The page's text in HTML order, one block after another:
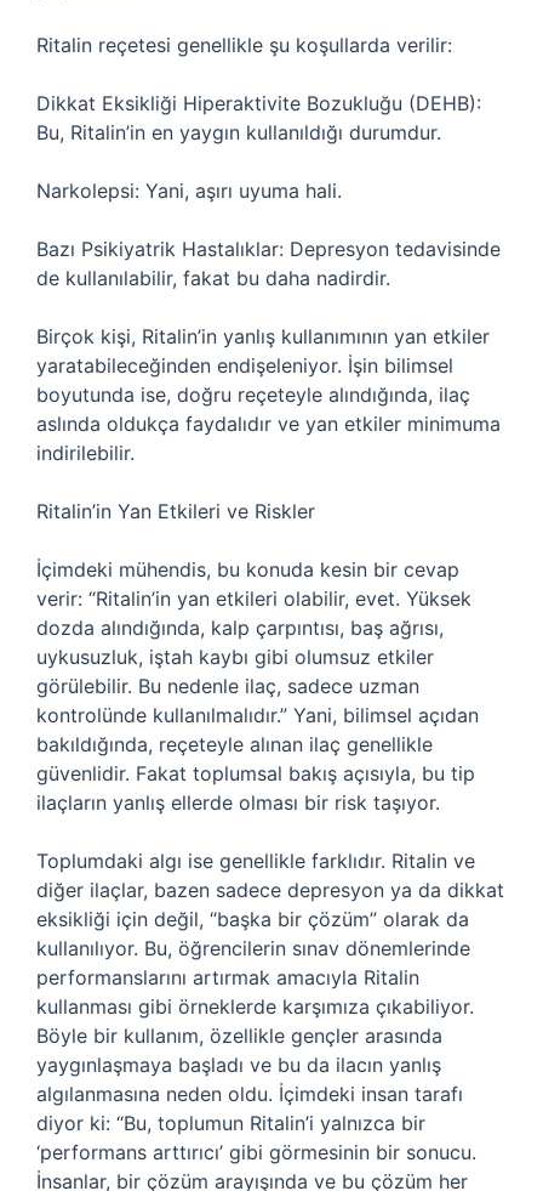
Ritalin reçetesi genellikle şu koşullarda verilir:
Dikkat Eksikliği Hiperaktivite Bozukluğu (DEHB):
Bu, Ritalin’in en yaygın kullanıldığı durumdur.
Narkolepsi: Yani, aşırı uyuma hali.
Bazı Psikiyatrik Hastalıklar: Depresyon tedavisinde
de kullanılabilir, fakat bu daha nadirdir.
Birçok kişi, Ritalin’in yanlış kullanımının yan etkiler
yaratabileceğinden endişeleniyor. İşin bilimsel
boyutunda ise, doğru reçeteyle alındığında, ilaç
aslında oldukça faydalıdır ve yan etkiler minimuma
indirilebilir.
Ritalin’in Yan Etkileri ve Riskler
İçimdeki mühendis, bu konuda kesin bir cevap
verir: “Ritalin’in yan etkileri olabilir, evet. Yüksek
dozda alındığında, kalp çarpıntısı, baş ağrısı,
uykusuzluk, iştah kaybı gibi olumsuz etkiler
görülebilir. Bu nedenle ilaç, sadece uzman
kontrolünde kullanılmalıdır.” Yani, bilimsel açıdan
bakıldığında, reçeteyle alınan ilaç genellikle
güvenlidir. Fakat toplumsal bakış açısıyla, bu tip
ilaçların yanlış ellerde olması bir risk taşıyor.
Toplumdaki algı ise genellikle farklıdır. Ritalin ve
diğer ilaçlar, bazen sadece depresyon ya da dikkat
eksikliği için değil, “başka bir çözüm” olarak da
kullanılıyor. Bu, öğrencilerin sınav dönemlerinde
performanslarını artırmak amacıyla Ritalin
kullanması gibi örneklerde karşımıza çıkabiliyor.
Böyle bir kullanım, özellikle gençler arasında
yaygınlaşmaya başladı ve bu da ilacın yanlış
algılanmasına neden oldu. İçimdeki insan tarafı
diyor ki: “Bu, toplumun Ritalin’i yalnızca bir
‘performans arttırıcı’ gibi görmesinin bir sonucu.
İnsanlar, bir çözüm arayışında ve bu çözüm her